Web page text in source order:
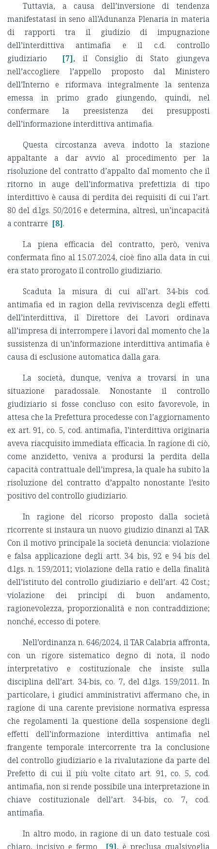
Tuttavia, a causa dell’inversione di tendenza
manifestatasi in seno all’Adunanza Plenaria in materia
di rapporti tra il giudizio di impugnazione
dell’interdittiva antimafia e il c.d. controllo
giudiziario
[7], il Consiglio di Stato giungeva
nell’accogliere l’appello proposto dal Ministero
dell’Interno e riformava integralmente la sentenza
emessa in primo grado giungendo, quindi, nel
confermare la preesistenza dei presupposti
dell’informazione interdittiva antimafia.
Questa circostanza aveva indotto la stazione
appaltante a dar avvio al procedimento per la
risoluzione del contratto d’appalto dal momento che il
ritorno in auge dell’informativa prefettizia di tipo
interdittivo è causa di perdita dei requisiti di cui l’art.
80 del d.lgs. 50/2016 e determina, altresì, un’incapacità
a contrarre [8].
La piena efficacia del contratto, però, veniva
confermata fino al 15.07.2024, cioè fino alla data in cui
era stato prorogato il controllo giudiziario.
Scaduta la misura di cui all’art. 34-bis cod.
antimafia ed in ragion della reviviscenza degli effetti
dell’interdittiva, il Direttore dei Lavori ordinava
all’impresa di interrompere i lavori dal momento che la
sussistenza di un’informazione interdittiva antimafia è
causa di esclusione automatica dalla gara.
La società, dunque, veniva a trovarsi in una
situazione paradossale. Nonostante il controllo
giudiziario si fosse concluso con esito favorevole, in
attesa che la Prefettura procedesse con l’aggiornamento
ex art. 91, co. 5, cod. antimafia, l’interdittiva originaria
aveva riacquisito immediata efficacia. In ragione di ciò,
come anzidetto, veniva a prodursi la perdita della
capacità contrattuale dell’impresa, la quale ha subito la
risoluzione del contratto d’appalto nonostante l’esito
positivo del controllo giudiziario.
In ragione del ricorso proposto dalla società
ricorrente si instaura un nuovo giudizio dinanzi al TAR.
Con il motivo principale la società denuncia: violazione
e falsa applicazione degli artt. 34 bis, 92 e 94 bis del
d.lgs. n. 159/2011; violazione della ratio e della finalità
dell’istituto del controllo giudiziario e dell’art. 42 Cost.;
violazione dei principi di buon andamento,
ragionevolezza, proporzionalità e non contraddizione;
nonché, eccesso di potere.
Nell’ordinanza n. 646/2024, il TAR Calabria affronta,
con un rigore sistematico degno di nota, il nodo
interpretativo e costituzionale che insiste sulla
disciplina dell’art. 34-bis, co. 7, del d.lgs. 159/2011. In
particolare, i giudici amministrativi affermano che, in
ragione di una carente previsione normativa espressa
che regolamenti la questione della sospensione degli
effetti dell’informazione interdittiva antimafia nel
frangente temporale intercorrente tra la conclusione
del controllo giudiziario e la rivalutazione da parte del
Prefetto di cui il più volte citato art. 91, co. 5, cod.
antimafia, non si rende possibile una interpretazione in
chiave costituzionale dell’art. 34-bis, co. 7, cod.
antimafia.
In altro modo, in ragione di un dato testuale così
chiaro, incisivo e fermo
[9], è preclusa qualsivoglia